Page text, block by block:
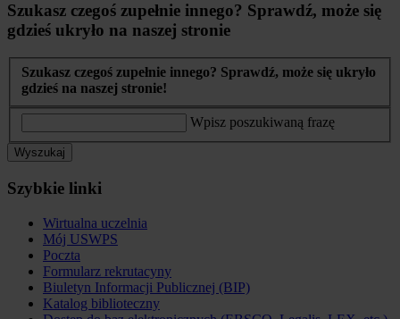
Szukasz czegoś zupełnie innego? Sprawdź, może się
gdzieś ukryło na naszej stronie
Szukasz czegoś zupełnie innego? Sprawdź, może się ukryło
gdzieś na naszej stronie!
Wpisz poszukiwaną frazę
Wyszukaj
Szybkie linki
Wirtualna uczelnia
Mój USWPS
Poczta
Formularz rekrutacyny
Biuletyn Informacji Publicznej (BIP)
Katalog biblioteczny